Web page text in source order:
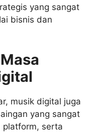
yang sangat
bisnis dan
musik digital juga
yang sangat
platform, serta